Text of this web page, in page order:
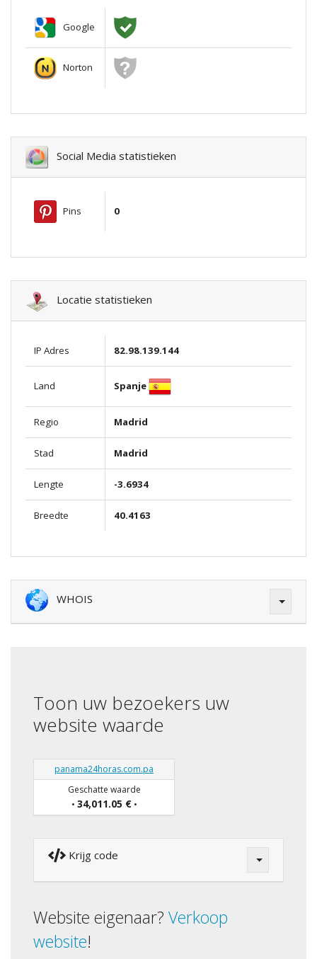
Google
Norton
Social Media statistieken
Pins 0
Locatie statistieken
IP Adres 82.98.139.144
Land Spanje
Regio Madrid
Stad Madrid
Lengte -3.6934
Breedte 40.4163
WHOIS
Toon uw bezoekers uw
website waarde
panama24horas.com.pa
Geschatte waarde
• 34,011.05 €•
Krijg code
Website eigenaar? Verkoop
website!